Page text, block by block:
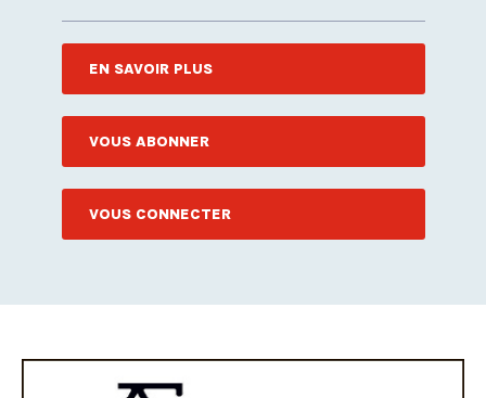
EN SAVOIR PLUS
VOUS ABONNER
VOUS CONNECTER